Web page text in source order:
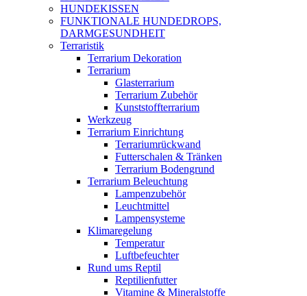
HUNDEKISSEN
FUNKTIONALE HUNDEDROPS,
DARMGESUNDHEIT
Terraristik
Terrarium Dekoration
Terrarium
Glasterrarium
Terrarium Zubehör
Kunststoffterrarium
Werkzeug
Terrarium Einrichtung
Terrariumrückwand
Futterschalen & Tränken
Terrarium Bodengrund
Terrarium Beleuchtung
Lampenzubehör
Leuchtmittel
Lampensysteme
Klimaregelung
Temperatur
Luftbefeuchter
Rund ums Reptil
Reptilienfutter
Vitamine & Mineralstoffe